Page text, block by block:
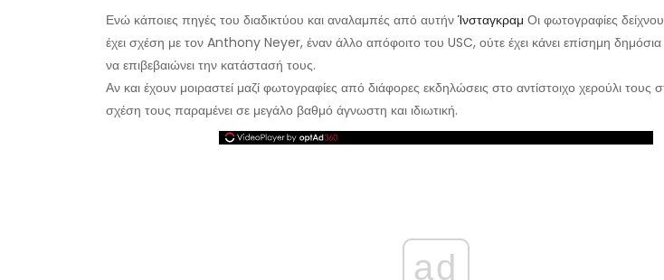
Ενώ κάποιες πηγές του διαδικτύου και αναλαμπές από αυτήν Ίνσταγκραμ Οι φωτογραφίες
έχει σχέση με τον Anthony Neyer, έναν άλλο απόφοιτο του USC, ούτε έχει κάνει επίσημη
να επιβεβαιώνει την κατάστασή τους.
Αν και έχουν μοιραστεί μαζί φωτογραφίες από διάφορες εκδηλώσεις στο αντίστοιχο χερούλι
σχέση τους παραμένει σε μεγάλο βαθμό άγνωστη και ιδιωτική.
ad